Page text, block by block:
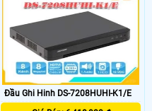
cho gia đình,văn phòng,siêu thị cửa
Đầu Ghi Hinh DS-7208HUHI-K1/E